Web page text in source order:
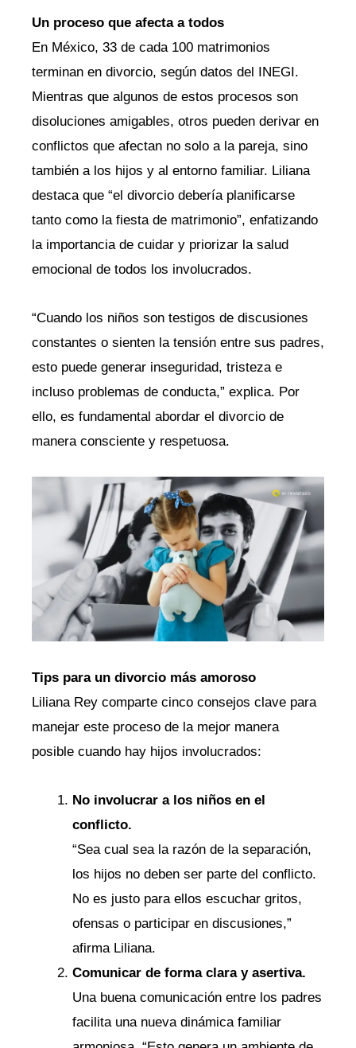
Un proceso que afecta a todos
En México, 33 de cada 100 matrimonios
terminan en divorcio, según datos del INEGI.
Mientras que algunos de estos procesos son
disoluciones amigables, otros pueden derivar en
conflictos que afectan no solo a la pareja, sino
también a los hijos y al entorno familiar. Liliana
destaca que “el divorcio debería planificarse
tanto como la fiesta de matrimonio”, enfatizando
la importancia de cuidar y priorizar la salud
emocional de todos los involucrados.
“Cuando los niños son testigos de discusiones
constantes o sienten la tensión entre sus padres,
esto puede generar inseguridad, tristeza e
incluso problemas de conducta,” explica. Por
ello, es fundamental abordar el divorcio de
manera consciente y respetuosa.
Tips para un divorcio más amoroso
Liliana Rey comparte cinco consejos clave para
manejar este proceso de la mejor manera
posible cuando hay hijos involucrados:
No involucrar a los niños en el
conflicto.
“Sea cual sea la razón de la separación,
los hijos no deben ser parte del conflicto.
No es justo para ellos escuchar gritos,
ofensas o participar en discusiones,”
afirma Liliana.
Comunicar de forma clara y asertiva.
Una buena comunicación entre los padres
facilita una nueva dinámica familiar